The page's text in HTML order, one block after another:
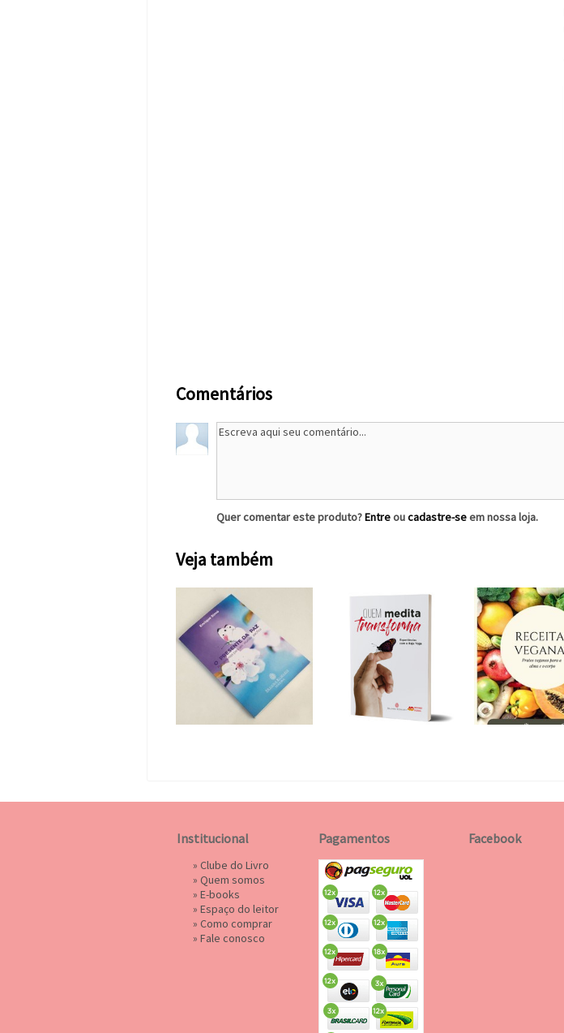
Comentários
Quer comentar este produto?Entreoucadastre-seem nossa loja.
Veja também
Institucional
» Clube do Livro
» Quem somos
» E-books
» Espaço do leitor
» Como comprar
» Fale conosco
Pagamentos Facebook